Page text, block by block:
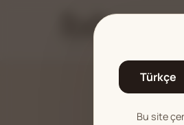
Türkçe
Bu site